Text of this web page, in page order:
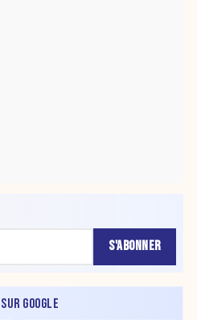
S'ABONNER
GOOGLE